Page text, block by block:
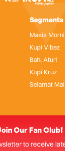
Segments
Maxis
Kupi Vibez
Bah, Atur!
Kupi Kruz
Selamat
Our Fan Club!
to receive